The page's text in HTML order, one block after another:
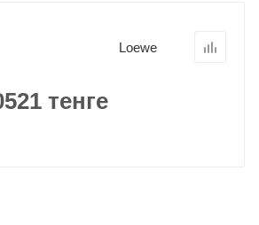
Loewe
тенге